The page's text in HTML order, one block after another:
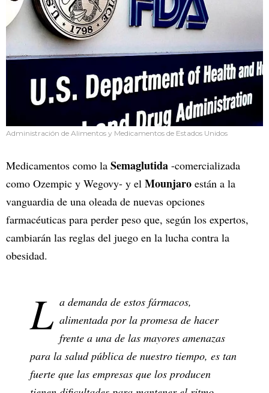
Administración de Alimentos y Medicamentos de Estados Unidos
Medicamentos como la Semaglutida -comercializada
como Ozempic y Wegovy- y el Mounjaro están a la
vanguardia de una oleada de nuevas opciones
farmacéuticas para perder peso que, según los expertos,
cambiarán las reglas del juego en la lucha contra la
obesidad.
L a demanda de estos fármacos,
alimentada por la promesa de hacer
frente a una de las mayores amenazas
para la salud pública de nuestro tiempo, es tan
fuerte que las empresas que los producen